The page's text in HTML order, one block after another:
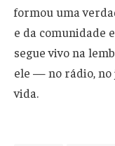
formou uma
e da comunidade
segue vivo na
ele — no rádio, no
vida.